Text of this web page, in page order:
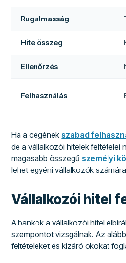
Rugalmasság
Hitelösszeg
Ellenőrzés
Felhasználás
Ha a cégének szabad
de a vállalkozói hitelek feltételei
magasabb összegű személyi
lehet egyéni vállalkozók
Vállalkozói hitel
A bankok a vállalkozói hitel
szempontot vizsgálnak. Az
feltételeket és kizáró okokat